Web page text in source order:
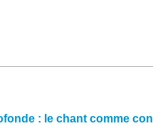
: le chant comme